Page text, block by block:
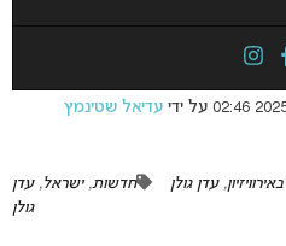
עדיאל שטינמץ
,עדן גולן חדשות,ישראל,עדן
גולן